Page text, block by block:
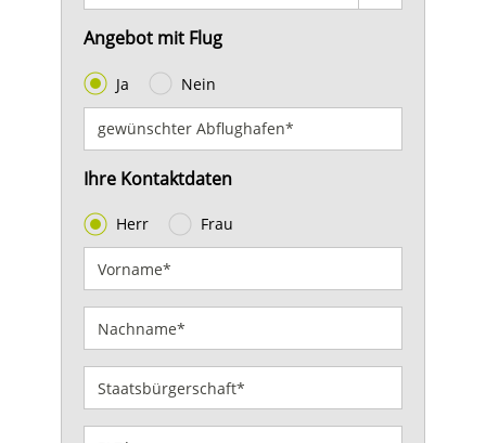
Angebot mit Flug
Ja Nein
Ihre Kontaktdaten
Herr Frau